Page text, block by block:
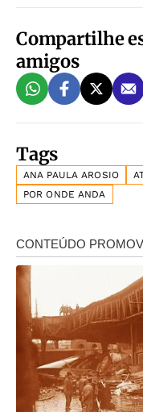
Compartilhe
amigos
Tags
ANA PAULA AROSIO
POR ONDE ANDA